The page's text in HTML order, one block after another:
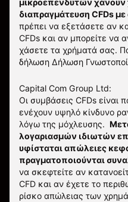
μικροεπενδυτών χάνουν
διαπραγμάτευση CFDs
πρέπει να εξετάσετε αν
CFDs και αν μπορείτε να
χάσετε τα χρήματά σας.
δήλωση Δήλωση
Capital Com Group Ltd:
Οι συμβάσεις CFDs είναι
ενέχουν υψηλό κίνδυνο
λόγω της μόχλευσης.
λογαριασμών ιδιωτών
υφίσταται απώλειες
πραγματοποιούνται
να σκεφτείτε αν
CFD και αν έχετε το
ρίσκο απώλειας των